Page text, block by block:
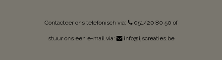
Contacteer ons telefonisch via: 051/20 80 50 of
stuur ons een e-mail via: info@ijscreaties.be